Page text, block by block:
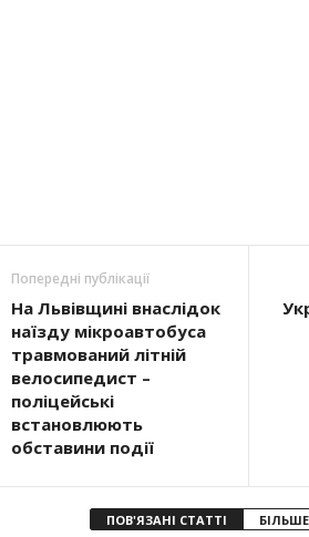
Попередні публікації
На Львівщині внаслідок
наїзду мікроавтобуса
травмований літній
велосипедист –
поліцейські
встановлюють
обставини події
ПОВ'ЯЗАНІ СТАТТІ